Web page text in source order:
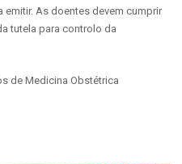
emitir. As doentes devem cumprir
tutela para controlo da
de Medicina Obstétrica